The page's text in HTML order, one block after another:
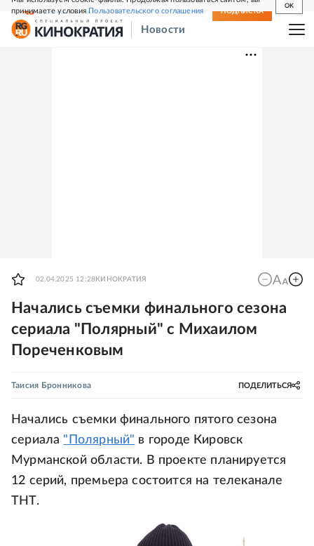
принимаете условияПользовательского соглашения
OK
СВЕЖИЙ НОМЕР ПОДПИСКА
Новости
02.04.2025 12:28 КИНОКРАТИЯ
Начались съемки финального сезона
сериала "Полярный" с Михаилом
Пореченковым
Таисия Бронникова ПОДЕЛИТЬСЯ
Начались съемки финального пятого сезона
сериала "Полярный" в городе Кировск
Мурманской области. В проекте планируется
12 серий, премьера состоится на телеканале
ТНТ.